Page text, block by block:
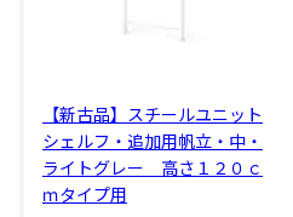
【新古品】スチールユニット
シェルフ・追加用帆立・中・
ライトグレー 高さ１２０ｃ
ｍタイプ用